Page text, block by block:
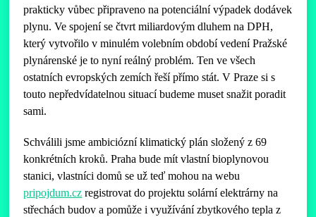
prakticky vůbec připraveno na potenciální výpadek dodávek
plynu. Ve spojení se čtvrt miliardovým dluhem na DPH,
který vytvořilo v minulém volebním období vedení Pražské
plynárenské je to nyní reálný problém. Ten ve všech
ostatních evropských zemích řeší přímo stát. V Praze si s
touto nepředvídatelnou situací budeme muset snažit poradit
sami.
Schválili jsme ambiciózní klimatický plán složený z 69
konkrétních kroků. Praha bude mít vlastní bioplynovou
stanici, vlastníci domů se už teď mohou na webu
pripojdum.cz registrovat do projektu solární elektrárny na
střechách budov a pomůže i využívání zbytkového tepla z